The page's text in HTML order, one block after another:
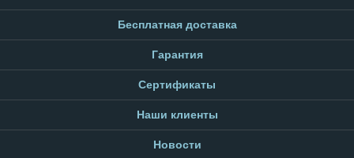
Бесплатная доставка
Гарантия
Сертификаты
Наши клиенты
Новости